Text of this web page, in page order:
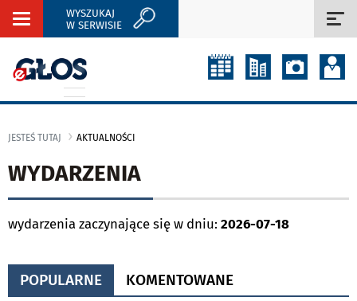
Rozwiń
WYSZUKAJ
W SERWISIE
JESTEŚ TUTAJ AKTUALNOŚCI
WYDARZENIA
wydarzenia zaczynające się w dniu: 2026-07-18
POPULARNE KOMENTOWANE